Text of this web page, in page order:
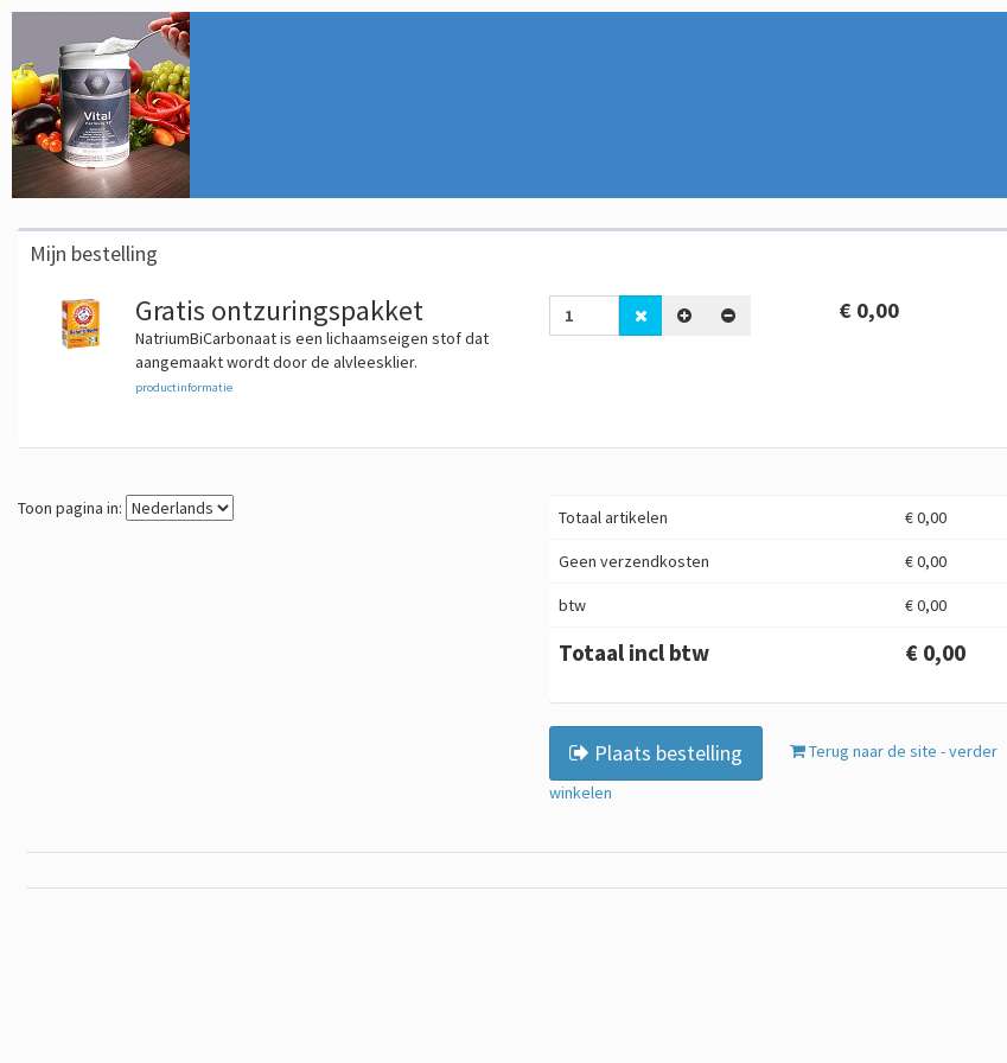
Mijn bestelling
Gratis ontzuringspakket
NatriumBiCarbonaat is een lichaamseigen stof dat
aangemaakt wordt door de alvleesklier.
productinformatie
€ 0,00
Toon pagina in: Totaal artikelen € 0,00
Geen verzendkosten € 0,00
btw € 0,00
Totaal incl btw € 0,00
Plaats bestelling
Terug naar de site - verder
winkelen